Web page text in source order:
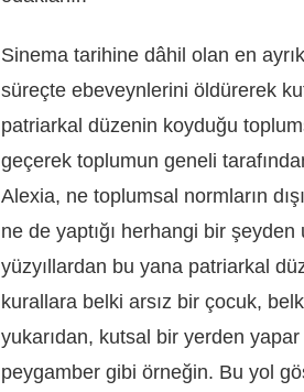
Sinema tarihine dâhil olan en
süreçte ebeveynlerini öldürerek
patriarkal düzenin koyduğu
geçerek toplumun geneli
Alexia, ne toplumsal normların
ne de yaptığı herhangi bir
yüzyıllardan bu yana patriarkal
kurallara belki arsız bir çocuk,
yukarıdan, kutsal bir yerden
peygamber gibi örneğin. Bu yol